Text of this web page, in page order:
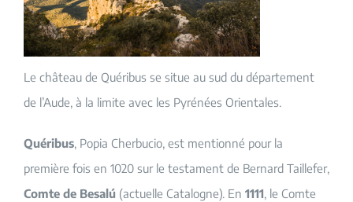
Le château de Quéribus se situe au sud du département
de l’Aude, à la limite avec les Pyrénées Orientales.
Quéribus, Popia Cherbucio, est mentionné pour la
première fois en 1020 sur le testament de Bernard Taillefer,
Comte de Besalú (actuelle Catalogne). En 1111, le Comte